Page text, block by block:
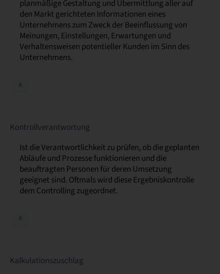
planmäßige Gestaltung und Übermittlung aller auf
den Markt gerichteten Informationen eines
Unternehmens zum Zweck der Beeinflussung von
Meinungen, Einstellungen, Erwartungen und
Verhaltensweisen potentieller Kunden im Sinn des
Unternehmens.
K
Kontrollverantwortung
Ist die Verantwortlichkeit zu prüfen, ob die geplanten
Abläufe und Prozesse funktionieren und die
beauftragten Personen für deren Umsetzung
geeignet sind. Oftmals wird diese Ergebniskontrolle
dem Controlling zugeordnet.
K
Kalkulationszuschlag